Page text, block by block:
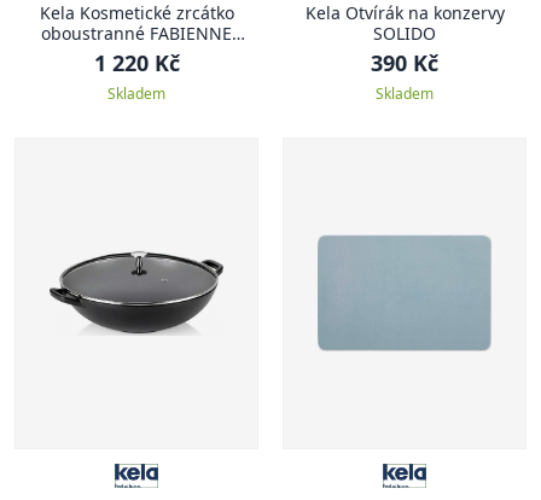
Kela Kosmetické zrcátko
oboustranné FABIENNE
chrom 23,5 x 13,5 x 37,5 cm
1 220 Kč
Skladem
Kela Otvírák na konzervy
SOLIDO
390 Kč
Skladem